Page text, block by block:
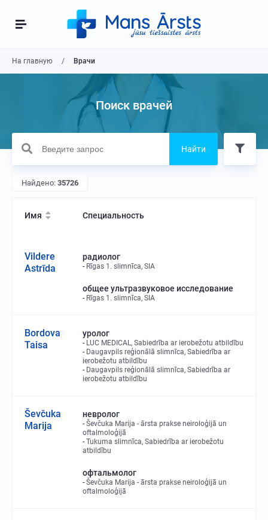
На главную Врачи
Поиск врачей
Найти
Найдено: 35726
Имя Специальность
Vildere
Astrīda
радиолог
Rīgas 1. slimnīca, SIA
общее ультразвуковое исследование
Rīgas 1. slimnīca, SIA
Bordova
Taisa
уролог
LUC MEDICAL, Sabiedrība ar ierobežotu atbildību
Daugavpils reģionālā slimnīca, Sabiedrība ar
ierobežotu atbildību
Daugavpils reģionālā slimnīca, Sabiedrība ar
ierobežotu atbildību
Ševčuka
Marija
невролог
Ševčuka Marija - ārsta prakse neiroloģijā un
oftalmoloģijā
Tukuma slimnīca, Sabiedrība ar ierobežotu
atbildību
офтальмолог
Ševčuka Marija - ārsta prakse neiroloģijā un
oftalmoloģijā